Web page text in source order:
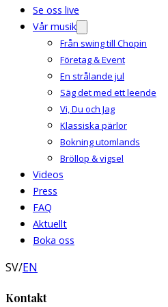
Se oss live
Vår musik
Från swing till Chopin
Företag & Event
En strålande jul
Säg det med ett leende
Vi, Du och Jag
Klassiska pärlor
Bokning utomlands
Bröllop & vigsel
Videos
Press
FAQ
Aktuellt
Boka oss
SV/EN
Kontakt